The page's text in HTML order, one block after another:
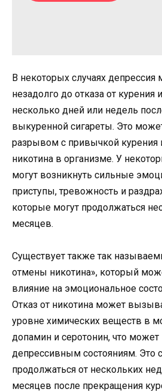
В некоторых случаях депрессия
незадолго до отказа от курения
несколько дней или недель
выкуренной сигареты. Это
разрывом с привычкой курения
никотина в организме. У
могут возникнуть сильные
приступы, тревожность и
которые могут продолжаться
месяцев.
Существует также так
отмены никотина», который
влияние на эмоциональное
Отказ от никотина может
уровне химических веществ в
допамин и серотонин, что может
депрессивным состояниям. Это
продолжаться от нескольких
месяцев после прекращения